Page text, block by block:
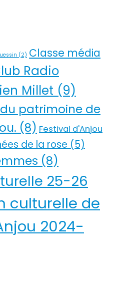
(2) Classe média
Radio
Millet (9)
patrimoine de
(8) Festival d'Anjou
de la rose (5)
(8)
25-26
culturelle de
2024-